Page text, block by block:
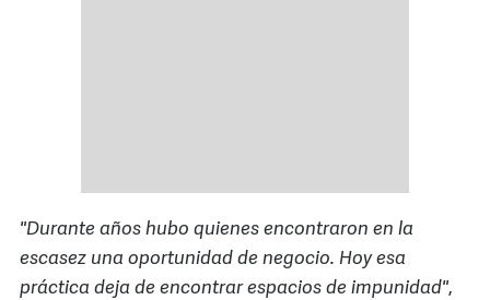
"Durante años hubo quienes encontraron en la
escasez una oportunidad de negocio. Hoy esa
práctica deja de encontrar espacios de impunidad",